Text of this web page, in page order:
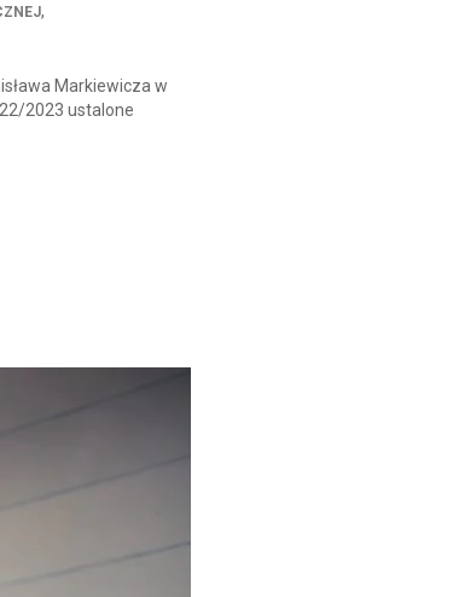
,
Markiewicza w
2023 ustalone